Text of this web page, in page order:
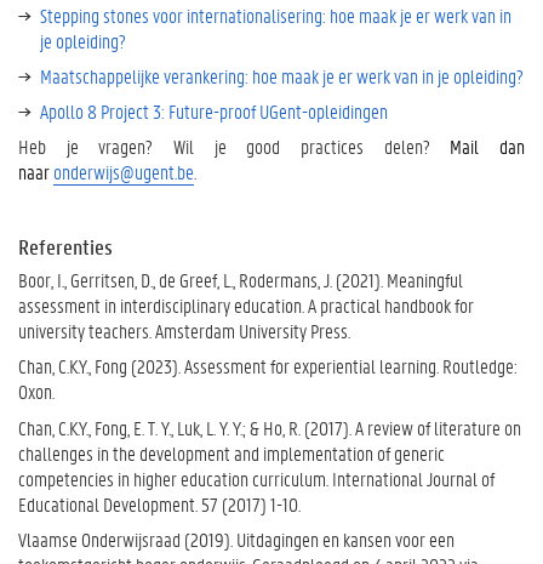
U
G
e
n
t
-
P
k
t
i
j
k
Stepping stones voor internationalisering: hoe maak je er werk van in
je opleiding?
Maatschappelijke verankering: hoe maak je er werk van in je opleiding?
Apollo 8 Project 3: Future-proof UGent-opleidingen
Heb je vragen? Wil je good practices delen? Mail dan
naaronderwijs@ugent.be
Referenties
Boor, I., Gerritsen, D., de Greef, L., Rodermans, J. (2021). Meaningful
assessment in interdisciplinary education. A practical handbook for
university teachers. Amsterdam University Press.
Chan, C.K.Y., Fong (2023). Assessment for experiential learning. Routledge:
Oxon.
Chan, C.K.Y., Fong, E. T. Y., Luk, L. Y. Y.; & Ho, R. (2017). A review of literature on
challenges in the development and implementation of generic
competencies in higher education curriculum. International Journal of
Educational Development. 57 (2017) 1-10.
Vlaamse Onderwijsraad (2019). Uitdagingen en kansen voor een